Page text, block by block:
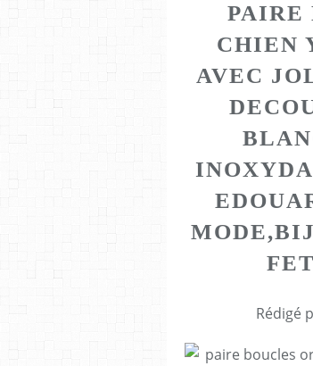
PAIRE
CHIEN
AVEC
Rédigé